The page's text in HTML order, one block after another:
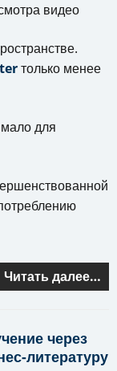
видео
только менее
для
Читать далее…
через
литературу